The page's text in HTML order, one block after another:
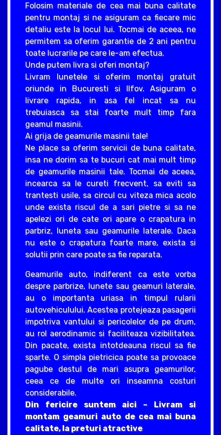
Folosim materiale de cea mai buna calitate
pentru montaj si ne asiguram ca fiecare mic
detaliu este la locul lui. Tocmai de aceea, ne
permitem sa oferim garantie de 2 ani pentru
toate lucrarile pe care le-am efectua.
Unde putem livra si oferi montaj?
Livram lunetele si oferim montaj gratuit
oriunde in Bucuresti si Ilfov. Asiguram o
livrare rapida, in asa fel incat sa nu
trebuiasca sa stai foarte mult timp fara
geamul masinii.
Ai grija de geamurile masinii tale!
Ne place sa oferim servicii de buna calitate,
insa ne dorim sa te bucuri cat mai mult timp
de geamurile masinii tale. Tocmai de aceea,
incearca sa le cureti frecvent, sa eviti sa
trantesti usile, sa circul cu viteza mica acolo
unde exista riscul de a sari pietre si sa ne
apelezi ori de cate ori apare o crapatura in
parbriz, luneta sau geamurile laterale. Daca
nu este o crapatura foarte mare, exista si
solutii prin care poate sa fie reparata.
Geamurile auto, indiferent ca este vorba
despre parbrize, lunete sau geamuri laterale,
au o importanta uriasa in timpul rularii
autovehiculului. Acestea protejeaza pasagerii
impotriva vantului si pericolelor de pe drum,
au rol aerodinamic si faciliteaza vizibilitatea.
Din pacate, exista intotdeauna riscul sa fie
sparte. O simpla pietricica poate sa provoace
pagube destul de mari asupra geamurilor,
ceea ce de multe ori inseamna costuri
considerabile.
Din fericire suntem aici – Livram si
montam geamuri auto de cea mai buna
calitate, la preturi atractive